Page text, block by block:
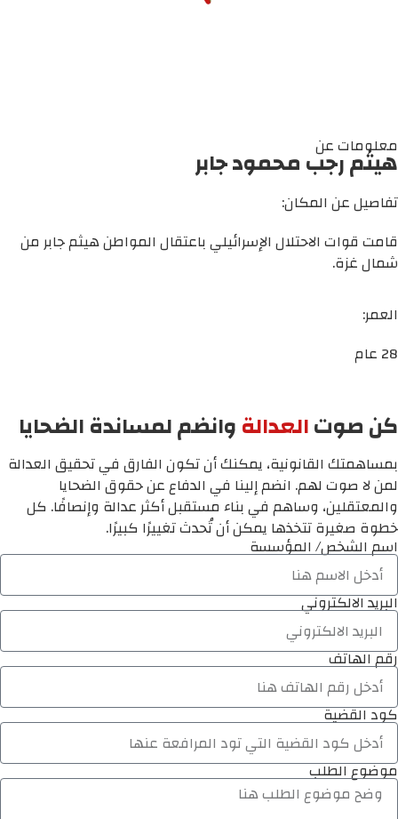
معلومات عن
هيثم رجب محمود جابر
تفاصيل عن المكان:
قامت قوات الاحتلال الإسرائيلي باعتقال المواطن هيثم جابر من
شمال غزة.
العمر:
28 عام
كن صوتالعدالةوانضم لمساندة الضحايا
بمساهمتك القانونية، يمكنك أن تكون الفارق في تحقيق العدالة
لمن لا صوت لهم. انضم إلينا في الدفاع عن حقوق الضحايا
والمعتقلين، وساهم في بناء مستقبل أكثر عدالة وإنصافًا. كل
خطوة صغيرة تتخذها يمكن أن تُحدث تغييرًا كبيرًا.
اسم الشخص/ المؤسسة
البريد الالكتروني
رقم الهاتف
كود القضية
موضوع الطلب